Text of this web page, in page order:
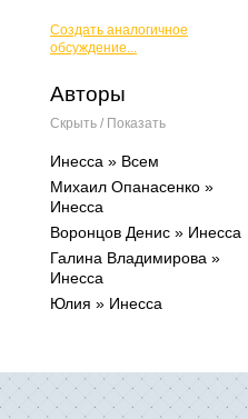
Создать аналогичное
обсуждение...
Авторы
Скрыть / Показать
Инесса » Всем
Михаил Опанасенко »
Инесса
Воронцов Денис » Инесса
Галина Владимирова »
Инесса
Юлия » Инесса